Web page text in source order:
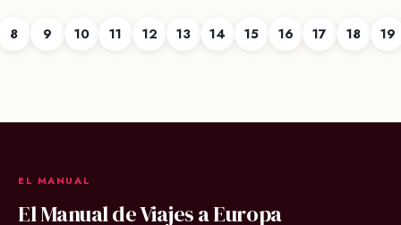
8 9 10 11 12 13 14 15 16 17 18 19
EL MANUAL
El Manual de Viajes a Europa